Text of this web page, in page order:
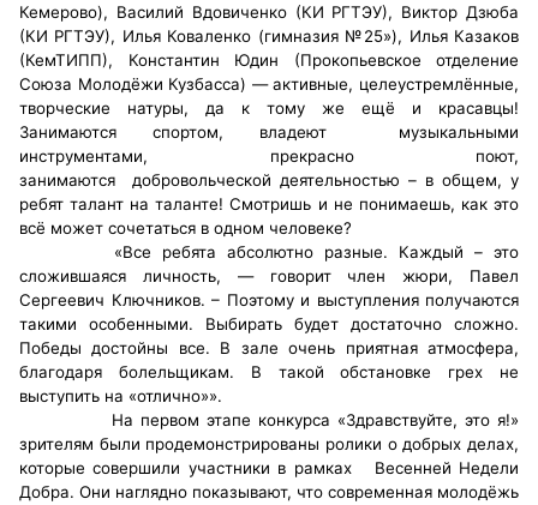
Аппарат ОП КО
УСТАВ ГКУ “АППАРАТ ОП КО”
Доходы руководителя за 2024 г.
Кемерово), Василий Вдовиченко (КИ РГТЭУ), Виктор Дзюба
(КИ РГТЭУ), Илья Коваленко (гимназия №25»), Илья Казаков
(КемТИПП), Константин Юдин (Прокопьевское отделение
Союза Молодёжи Кузбасса) — активные, целеустремлённые,
творческие натуры, да к тому же ещё и красавцы!
Занимаются спортом, владеют музыкальными
инструментами, прекрасно поют,
занимаются добровольческой деятельностью – в общем, у
ребят талант на таланте! Смотришь и не понимаешь, как это
всё может сочетаться в одном человеке?
«Все ребята абсолютно разные. Каждый – это
сложившаяся личность, — говорит член жюри, Павел
Сергеевич Ключников. – Поэтому и выступления получаются
такими особенными. Выбирать будет достаточно сложно.
Победы достойны все. В зале очень приятная атмосфера,
благодаря болельщикам. В такой обстановке грех не
выступить на «отлично»».
На первом этапе конкурса «Здравствуйте, это я!»
зрителям были продемонстрированы ролики о добрых делах,
которые совершили участники в рамках Весенней Недели
Добра. Они наглядно показывают, что современная молодёжь